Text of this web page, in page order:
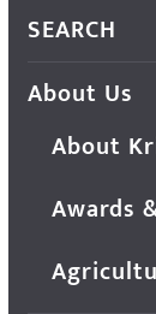
SEARCH
About Us
About
Awards